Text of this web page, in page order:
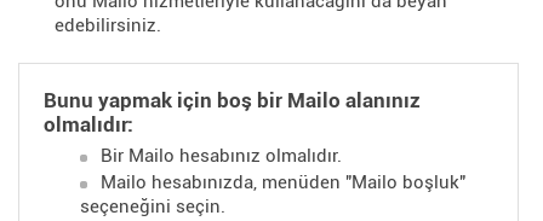
edebilirsiniz.
Bunu yapmak için boş bir Mailo alanınız
olmalıdır:
Bir Mailo hesabınız olmalıdır.
Mailo hesabınızda, menüden "Mailo boşluk"
seçeneğini seçin.